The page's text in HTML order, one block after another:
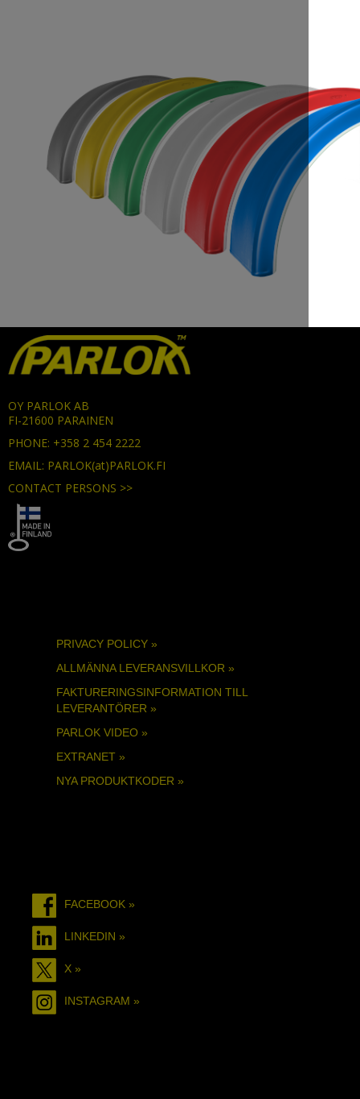
OY PARLOK AB
FI-21600 PARAINEN
PHONE: +358 2 454 2222
EMAIL: PARLOK(at)PARLOK.FI
CONTACT PERSONS >>
PRIVACY POLICY »
ALLMÄNNA LEVERANSVILLKOR »
FAKTURERINGSINFORMATION TILL
LEVERANTÖRER »
PARLOK VIDEO »
EXTRANET »
NYA PRODUKTKODER »
FACEBOOK »
LINKEDIN »
X »
INSTAGRAM »